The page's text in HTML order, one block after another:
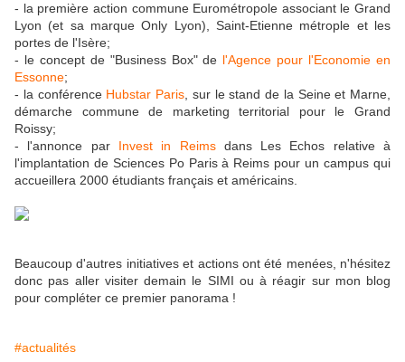
- la première action commune Eurométropole associant le Grand
Lyon (et sa marque Only Lyon), Saint-Etienne métrople et les
portes de l'Isère;
- le concept de "Business Box" de l'Agence pour l'Economie en
Essonne;
- la conférence Hubstar Paris , sur le stand de la Seine et Marne,
démarche commune de marketing territorial pour le Grand
Roissy;
- l'annonce par Invest in Reimsdans Les Echos relative à
l'implantation de Sciences Po Paris à Reims pour un campus qui
accueillera 2000 étudiants français et américains.
Beaucoup d'autres initiatives et actions ont été menées, n'hésitez
donc pas aller visiter demain le SIMI ou à réagir sur mon blog
pour compléter ce premier panorama !
#actualités